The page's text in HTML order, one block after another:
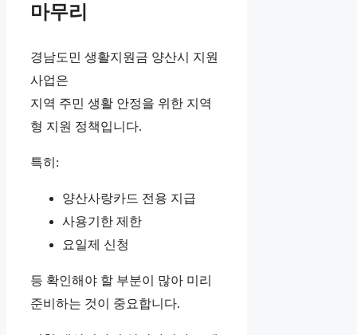
마무리
경남도민 생활지원금 양산시 지원
사업은
지역 주민 생활 안정을 위한 지역
형 지원 정책입니다.
특히:
양산사랑카드 전용 지급
사용기한 제한
요일제 신청
등 확인해야 할 부분이 많아 미리
준비하는 것이 중요합니다.